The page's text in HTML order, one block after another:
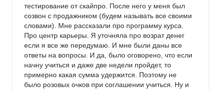
тестирование от скайпро. После него у меня был
созвон с продажником (будем называть все своими
словами). Мне рассказали про программу курса.
Про центр карьеры. Я уточняла про возрат денег
если я все же передумаю. И мне были даны все
ответы на вопросы. И да, было оговорено, что если
начну учиться и даже две недели пройдет, то
примерно какая сумма удержится. Поэтому не
было розовых очков при соглашении учиться. Ну и